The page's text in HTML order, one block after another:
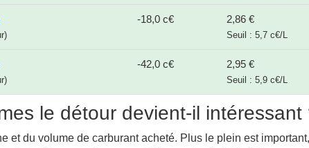
-18,0 c€ 2,86 €
Seuil : 5,7 c€/L
-42,0 c€ 2,95 €
Seuil : 5,9 c€/L
le détour devient-il intéressant
et du volume de carburant acheté. Plus le plein est